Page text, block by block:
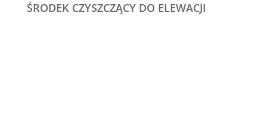
ŚRODEK CZYSZCZĄCY DO ELEWACJI